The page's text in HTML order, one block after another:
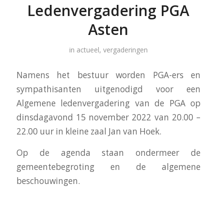
Ledenvergadering PGA
Asten
in actueel, vergaderingen
Namens het bestuur worden PGA-ers en
sympathisanten uitgenodigd voor een
Algemene ledenvergadering van de PGA op
dinsdagavond 15 november 2022 van 20.00 –
22.00 uur in kleine zaal Jan van Hoek.
Op de agenda staan ondermeer de
gemeentebegroting en de algemene
beschouwingen.